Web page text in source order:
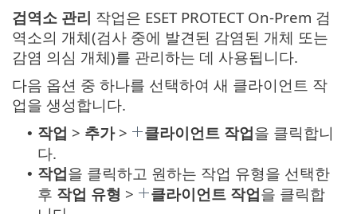
검역소 관리 작업은 ESET PROTECT On-Prem 검
역소의 개체(검사 중에 발견된 감염된 개체 또는
감염 의심 개체)를 관리하는 데 사용됩니다.
다음 옵션 중 하나를 선택하여 새 클라이언트 작
업을 생성합니다.
• 작업 > 추가> 클라이언트 작업을 클릭합니
다.
• 작업을 클릭하고 원하는 작업 유형을 선택한
후 작업 유형 > 클라이언트 작업을 클릭합